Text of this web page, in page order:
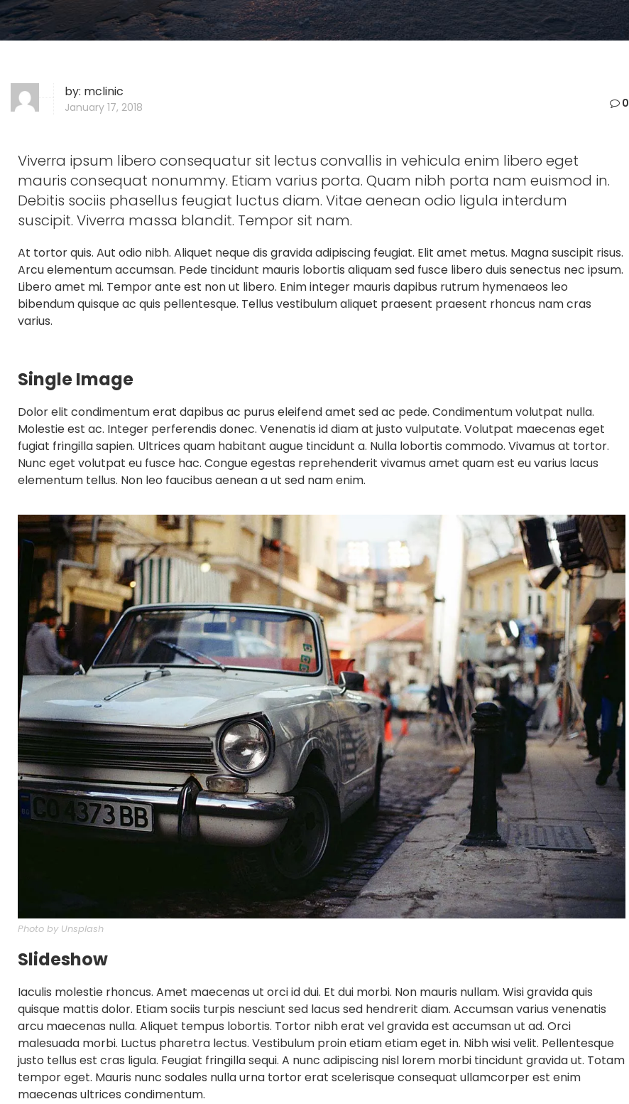
by: mclinic
January 17, 2018 0
Viverra ipsum libero consequatur sit lectus convallis in vehicula enim libero eget
mauris consequat nonummy. Etiam varius porta. Quam nibh porta nam euismod in.
Debitis sociis phasellus feugiat luctus diam. Vitae aenean odio ligula interdum
suscipit. Viverra massa blandit. Tempor sit nam.
At tortor quis. Aut odio nibh. Aliquet neque dis gravida adipiscing feugiat. Elit amet metus. Magna suscipit risus.
Arcu elementum accumsan. Pede tincidunt mauris lobortis aliquam sed fusce libero duis senectus nec ipsum.
Libero amet mi. Tempor ante est non ut libero. Enim integer mauris dapibus rutrum hymenaeos leo
bibendum quisque ac quis pellentesque. Tellus vestibulum aliquet praesent praesent rhoncus nam cras
varius.
Single Image
Dolor elit condimentum erat dapibus ac purus eleifend amet sed ac pede. Condimentum volutpat nulla.
Molestie est ac. Integer perferendis donec. Venenatis id diam at justo vulputate. Volutpat maecenas eget
fugiat fringilla sapien. Ultrices quam habitant augue tincidunt a. Nulla lobortis commodo. Vivamus at tortor.
Nunc eget volutpat eu fusce hac. Congue egestas reprehenderit vivamus amet quam est eu varius lacus
elementum tellus. Non leo faucibus aenean a ut sed nam enim.
Photo by Unsplash
Slideshow
Iaculis molestie rhoncus. Amet maecenas ut orci id dui. Et dui morbi. Non mauris nullam. Wisi gravida quis
quisque mattis dolor. Etiam sociis turpis nesciunt sed lacus sed hendrerit diam. Accumsan varius venenatis
arcu maecenas nulla. Aliquet tempus lobortis. Tortor nibh erat vel gravida est accumsan ut ad. Orci
malesuada morbi. Luctus pharetra lectus. Vestibulum proin etiam etiam eget in. Nibh wisi velit. Pellentesque
justo tellus est cras ligula. Feugiat fringilla sequi. A nunc adipiscing nisl lorem morbi tincidunt gravida ut. Totam
tempor eget. Mauris nunc sodales nulla urna tortor erat scelerisque consequat ullamcorper est enim
maecenas ultrices condimentum.